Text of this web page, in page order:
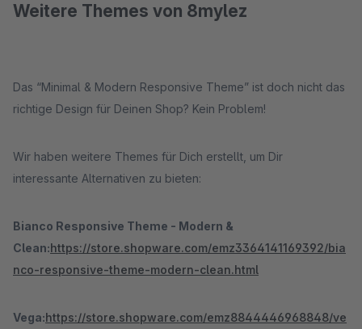
Weitere Themes von 8mylez
Das “Minimal & Modern Responsive Theme” ist doch nicht das
richtige Design für Deinen Shop? Kein Problem!
Wir haben weitere Themes für Dich erstellt, um Dir
interessante Alternativen zu bieten:
Bianco Responsive Theme - Modern &
Clean:https://store.shopware.com/emz3364141169392/bia
nco-responsive-theme-modern-clean.html
Vega:https://store.shopware.com/emz8844446968848/ve